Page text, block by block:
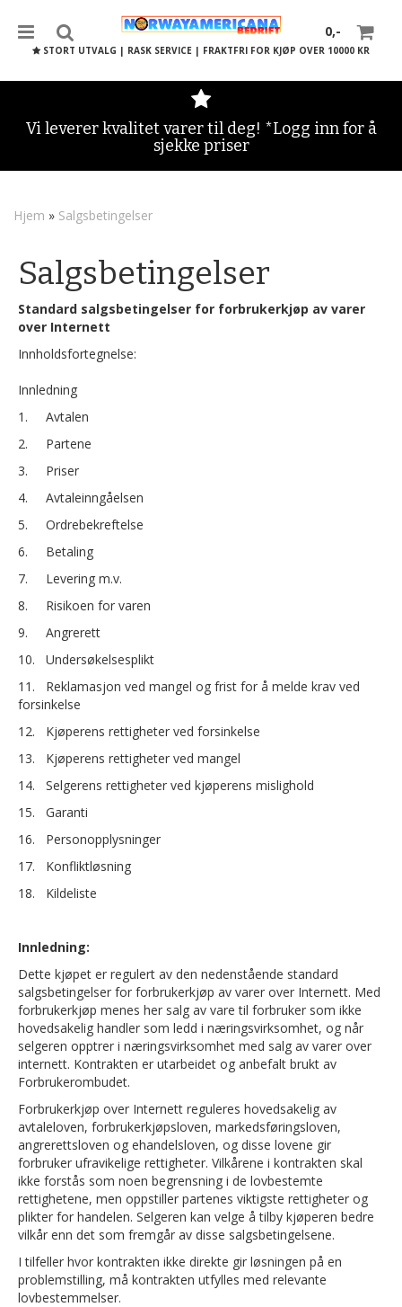
0,-
STORT UTVALG | RASK SERVICE | FRAKTFRI FOR KJØP OVER 10000 KR
Vi leverer kvalitet varer til deg! *Logg inn for å
sjekke priser
Hjem » Salgsbetingelser
Salgsbetingelser
Standard salgsbetingelser for forbrukerkjøp av varer
over Internett
Innholdsfortegnelse:
Innledning
1. Avtalen
2. Partene
3. Priser
4. Avtaleinngåelsen
5. Ordrebekreftelse
6. Betaling
7. Levering m.v.
8. Risikoen for varen
9. Angrerett
10. Undersøkelsesplikt
11. Reklamasjon ved mangel og frist for å melde krav ved
forsinkelse
12. Kjøperens rettigheter ved forsinkelse
13. Kjøperens rettigheter ved mangel
14. Selgerens rettigheter ved kjøperens mislighold
15. Garanti
16. Personopplysninger
17. Konfliktløsning
18. Kildeliste
Innledning:
Dette kjøpet er regulert av den nedenstående standard
salgsbetingelser for forbrukerkjøp av varer over Internett. Med
forbrukerkjøp menes her salg av vare til forbruker som ikke
hovedsakelig handler som ledd i næringsvirksomhet, og når
selgeren opptrer i næringsvirksomhet med salg av varer over
internett. Kontrakten er utarbeidet og anbefalt brukt av
Forbrukerombudet.
Forbrukerkjøp over Internett reguleres hovedsakelig av
avtaleloven, forbrukerkjøpsloven, markedsføringsloven,
angrerettsloven og ehandelsloven, og disse lovene gir
forbruker ufravikelige rettigheter. Vilkårene i kontrakten skal
ikke forstås som noen begrensning i de lovbestemte
rettighetene, men oppstiller partenes viktigste rettigheter og
plikter for handelen. Selgeren kan velge å tilby kjøperen bedre
vilkår enn det som fremgår av disse salgsbetingelsene.
I tilfeller hvor kontrakten ikke direkte gir løsningen på en
problemstilling, må kontrakten utfylles med relevante
lovbestemmelser.